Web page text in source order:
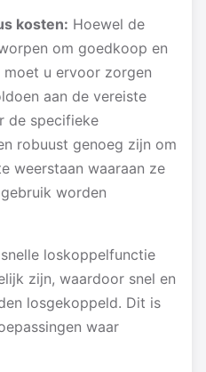
kosten: Hoewel de
om goedkoop en
u ervoor zorgen
aan de vereiste
de specifieke
robuust genoeg zijn om
weerstaan waaraan ze
worden
loskoppelfunctie
zijn, waardoor snel en
losgekoppeld. Dit is
waar